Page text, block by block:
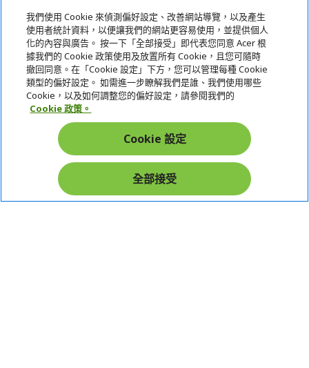
關於宏碁
服務
宏碁網路商城
在社群上追蹤 Acer
我們使用 Cookie 來偵測偏好設定、改善網站導覽，以及產生
使用者統計資料，以便讓我們的網站更容易使用，並提供個人
化的內容與廣告。 按一下「全部接受」即代表您同意 Acer 根
據我們的 Cookie 政策使用及放置所有 Cookie，且您可隨時
撤回同意。在「Cookie 設定」下方，您可以管理每種 Cookie
類型的偏好設定。 如需進一步瞭解我們是誰、我們使用哪些
Cookie，以及如何調整您的偏好設定，請參閱我們的
Cookie 政策。
Cookie 設定
全部接受